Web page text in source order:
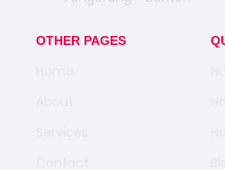
OTHER PAGES